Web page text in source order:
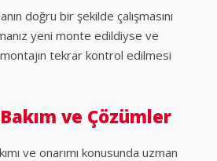
doğru bir şekilde çalışmasını
yeni monte edildiyse ve
tekrar kontrol edilmesi
ve Çözümler
ve onarımı konusunda uzman